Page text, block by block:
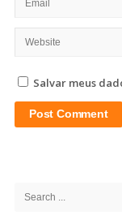
Salvar meus
Search